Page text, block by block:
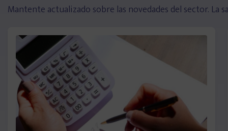
Vídeos informativos
Historias reales
Noticias de actualidad
Mantente actualizado sobre las novedades del sector. La